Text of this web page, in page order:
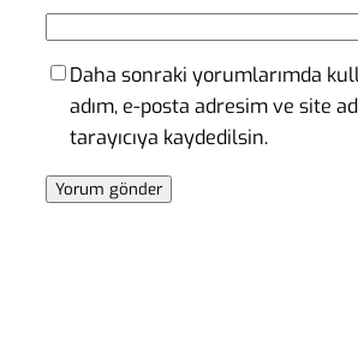
Daha sonraki yorumlarımda
adım, e-posta adresim ve site
tarayıcıya kaydedilsin.